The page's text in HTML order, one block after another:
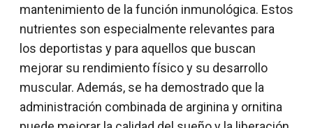
mantenimiento de la función inmunológica. Estos
nutrientes son especialmente relevantes para
los deportistas y para aquellos que buscan
mejorar su rendimiento físico y su desarrollo
muscular. Además, se ha demostrado que la
administración combinada de arginina y ornitina